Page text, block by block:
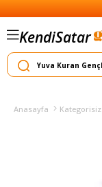
KendiSatar
Yapar
Anasayfa Kategorisiz